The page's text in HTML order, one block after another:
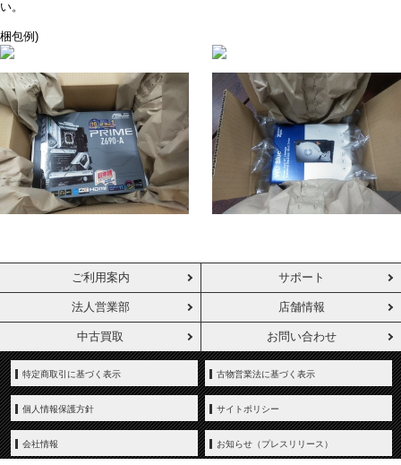
い。
梱包例)
ご利用案内 サポート
法人営業部 店舗情報
中古買取 お問い合わせ
特定商取引に基づく表示 古物営業法に基づく表示
個人情報保護方針 サイトポリシー
会社情報 お知らせ（プレスリリース）